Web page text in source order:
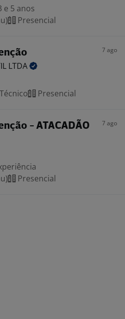
e 5 anos
Presencial
7 ago
LTDA
Presencial
- ATACADÃO 7 ago
Presencial